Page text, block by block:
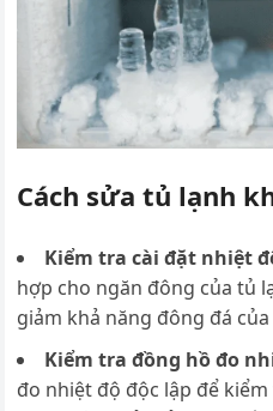
Cách sửa tủ lạnh
Kiểm tra cài đặt nhiệt
hợp cho ngăn đông của tủ
giảm khả năng đông đá
Kiểm tra đồng hồ đo
đo nhiệt độ độc lập để